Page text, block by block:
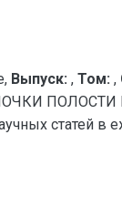
Выпуск: , Том: ,
ПОЛОСТИ
статей в